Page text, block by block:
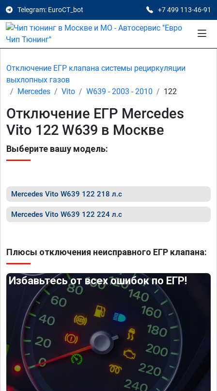
Telegram: EuroCT_bot +7 499 113-46-91
Отключение ЕГР клапана системы рециркуляции
выхлопных газов
Mercedes
Vito W639 - 2003 - 2010 122
Отключение ЕГР Mercedes
Vito 122 W639 в Москве
Выберите вашу модель:
Mercedes Vito W639 122 218 л.с
Mercedes Vito W639 122 224 л.с
Плюсы отключения неисправного ЕГР клапана:
Избавьтесь от всех ошибок по ЕГР!